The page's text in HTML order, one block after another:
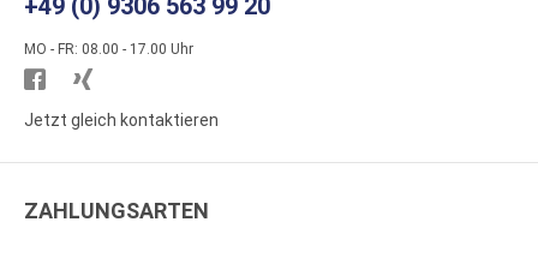
+49 (0) 9306 563 99 20
MO - FR: 08.00 - 17.00 Uhr
Besuchen
Sie
auf
Sie
auf
Jetzt gleich kontaktieren
ZAHLUNGSARTEN